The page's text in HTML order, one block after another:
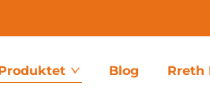
Blog Rreth